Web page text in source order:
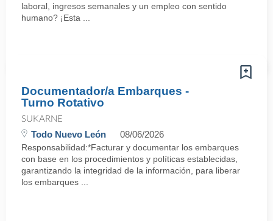
laboral, ingresos semanales y un empleo con sentido
humano? ¡Esta ...
Documentador/a Embarques -
Turno Rotativo
SUKARNE
Todo Nuevo León 08/06/2026
Responsabilidad:*Facturar y documentar los embarques
con base en los procedimientos y políticas establecidas,
garantizando la integridad de la información, para liberar
los embarques ...